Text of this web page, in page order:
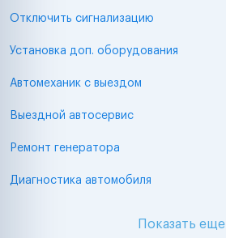
Отключить сигнализацию
Установка доп. оборудования
Автомеханик с выездом
Выездной автосервис
Ремонт генератора
Диагностика автомобиля
Показать еще